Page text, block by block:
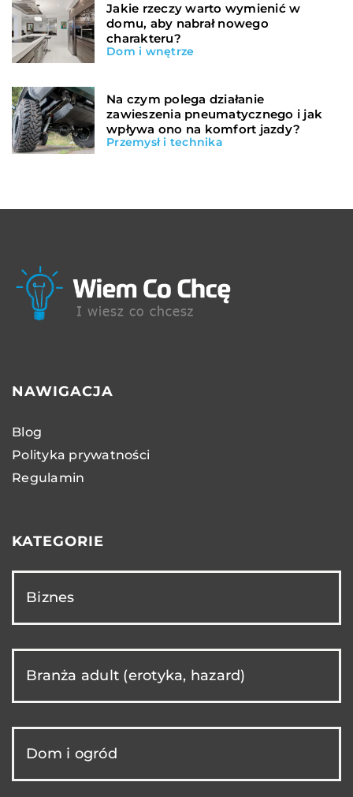
Jakie rzeczy warto wymienić w
domu, aby nabrał nowego
charakteru?
Dom i wnętrze
Na czym polega działanie
zawieszenia pneumatycznego i jak
wpływa ono na komfort jazdy?
Przemysł i technika
NAWIGACJA
Blog
Polityka prywatności
Regulamin
KATEGORIE
Biznes
Branża adult (erotyka, hazard)
Dom i ogród